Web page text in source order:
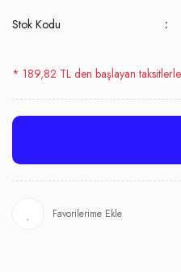
Stok Kodu
* 189,82 TL den başlayan